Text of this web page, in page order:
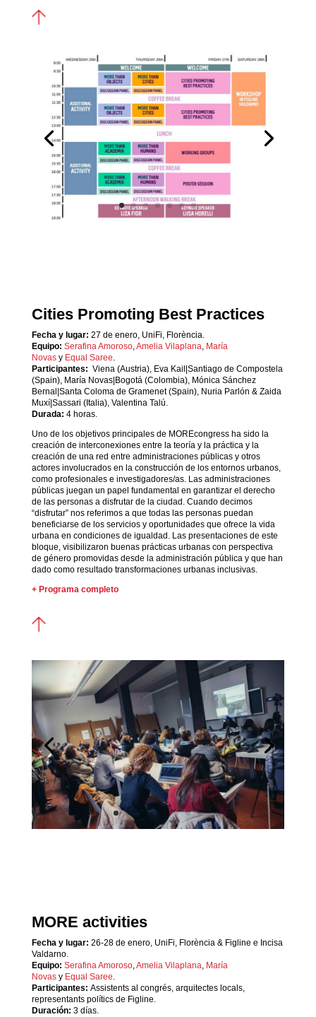
Cities Promoting Best Practices
Fecha y lugar: 27 de enero, UniFi, Florència.
Equipo: Serafina Amoroso, Amelia Vilaplana María
Novas y Equal Saree
Participantes: Viena (Austria), Eva Kail|Santiago de Compostela
(Spain), María Novas|Bogotá (Colombia), Mónica Sánchez
Bernal|Santa Coloma de Gramenet (Spain), Nuria Parlón & Zaida
Muxí|Sassari (Italia), Valentina Talú.
Durada: 4 horas.
Uno de los objetivos principales de MOREcongress ha sido la
creación de interconexiones entre la teoría y la práctica y la
creación de una red entre administraciones públicas y otros
actores involucrados en la construcción de los entornos urbanos,
como profesionales e investigadores/as. Las administraciones
públicas juegan un papel fundamental en garantizar el derecho
de las personas a disfrutar de la ciudad. Cuando decimos
“disfrutar” nos referimos a que todas las personas puedan
beneficiarse de los servicios y oportunidades que ofrece la vida
urbana en condiciones de igualdad. Las presentaciones de este
bloque, visibilizaron buenas prácticas urbanas con perspectiva
de género promovidas desde la administración pública y que han
dado como resultado transformaciones urbanas inclusivas.
+ Programa completo
MORE activities
Fecha y lugar: 26-28 de enero, UniFi, Florència & Figline e Incisa
Valdarno.
Equipo: Serafina Amoroso,Amelia Vilaplana, María
NovasyEqual Saree.
Participantes: Assistents al congrés, arquitectes locals,
representants polítics de Figline.
Duración: 3 días.